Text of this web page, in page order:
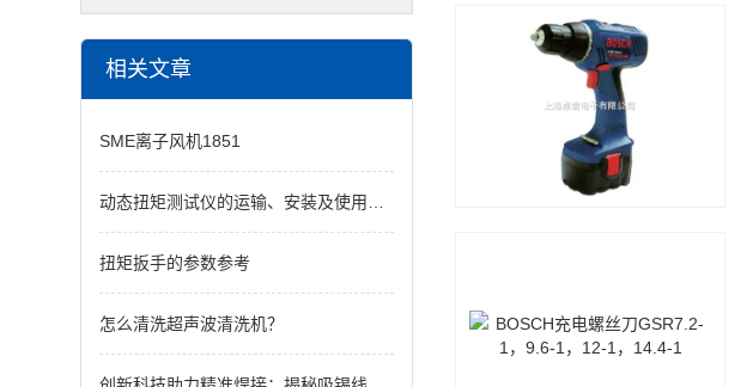
相关文章
SME离子风机1851
动态扭矩测试仪的运输、安装及使用环境
扭矩扳手的参数参考
怎么清洗超声波清洗机？